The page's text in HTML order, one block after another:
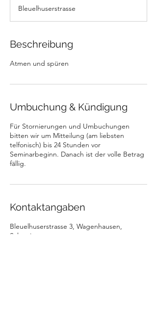
n
d
Bleuelhuserstrasse
Beschreibung
Atmen und spüren
Umbuchung & Kündigung
Für Stornierungen und Umbuchungen
bitten wir um Mitteilung (am liebsten
telfonisch) bis 24 Stunden vor
Seminarbeginn. Danach ist der volle Betrag
fällig.
Kontaktangaben
Bleuelhuserstrasse 3, Wagenhausen,
Schweiz